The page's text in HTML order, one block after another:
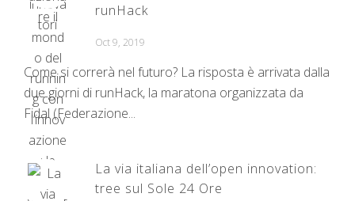
runHack
Oct 9, 2019
Come si correrà nel futuro? La risposta è arrivata dalla
due giorni di runHack, la maratona organizzata da
Fidal (Federazione...
La via italiana dell’open innovation:
tree sul Sole 24 Ore